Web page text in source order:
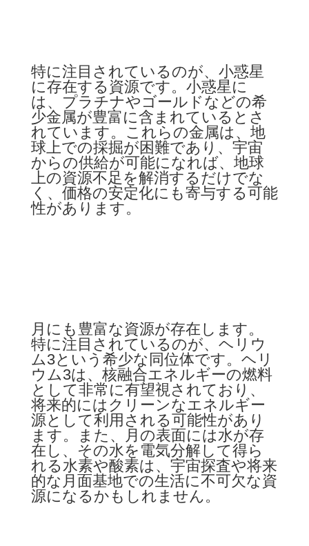
特に注目されているのが、小惑星
に存在する資源です。小惑星に
は、プラチナやゴールドなどの希
少金属が豊富に含まれているとさ
れています。これらの金属は、地
球上での採掘が困難であり、宇宙
からの供給が可能になれば、地球
上の資源不足を解消するだけでな
く、価格の安定化にも寄与する可能
性があります。
月にも豊富な資源が存在します。
特に注目されているのが、ヘリウ
ム3という希少な同位体です。ヘリ
ウム3は、核融合エネルギーの燃料
として非常に有望視されており、
将来的にはクリーンなエネルギー
源として利用される可能性があり
ます。また、月の表面には水が存
在し、その水を電気分解して得ら
れる水素や酸素は、宇宙探査や将来
的な月面基地での生活に不可欠な資
源になるかもしれません。